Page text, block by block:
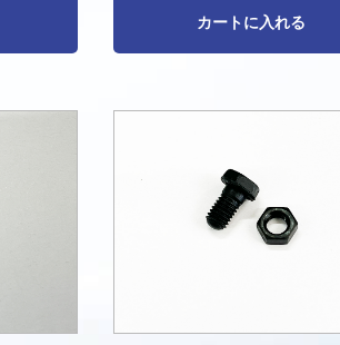
カートに入れる